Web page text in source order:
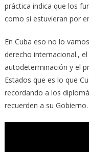
práctica indica que los
como si estuvieran por
En Cuba eso no lo
derecho internacional.,
autodeterminación y el
Estados que es lo que
recordando a los
recuerden a su Gobierno.